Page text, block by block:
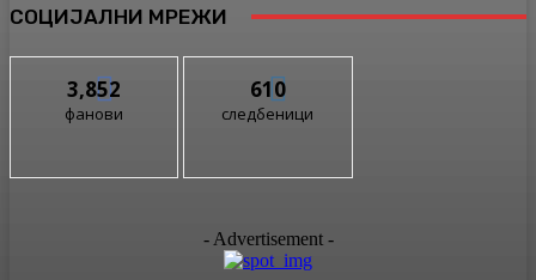
СОЦИЈАЛНИ МРЕЖИ
3,852
фанови
610
следбеници
- Advertisement -